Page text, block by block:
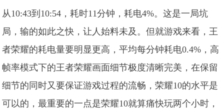
从10:43到10:54，耗时11分钟，耗电4%。这是一局坑
局，输的如此之快，让人始料未及。但就游戏来看，王
者荣耀的耗电量要明显更高，平均每分钟耗电0.4%，高
帧率模式下的王者荣耀画面细节极度清晰完美，在保留
细节的同时又要保证游戏过程的流畅，荣耀10的水平是
可以的，最重要的一点是荣耀10就算痛快玩两个小时，